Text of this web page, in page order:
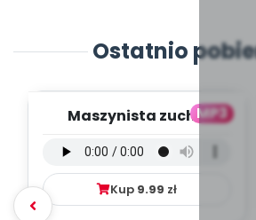
Ostatnio
MP3
Maszynista zuch -
mp3)
Kup 9.99 zł